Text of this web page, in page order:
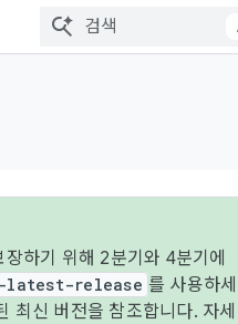
하기 위해 2분기와 4분기에
latest-release 를 사용하세
최신 버전을 참조합니다. 자세